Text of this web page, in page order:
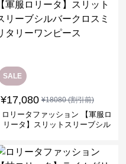
SALE
¥17,080 ¥18080(割引前)
ロリータファッション 【軍服ロ
リータ】スリットスリーブシル